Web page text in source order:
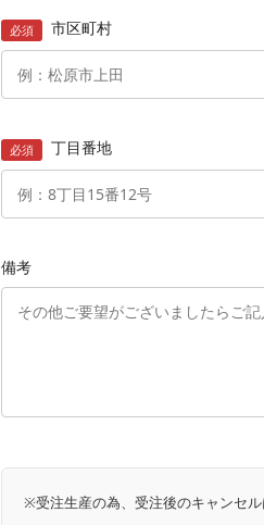
必須 市区町村
必須 丁目番地
備考
※受注生産の為、受注後のキャンセル